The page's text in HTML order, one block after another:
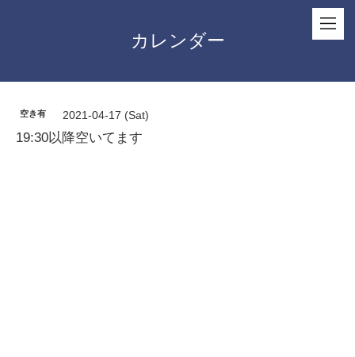
カレンダー
空き有 2021-04-17 (Sat)
19:30以降空いてます